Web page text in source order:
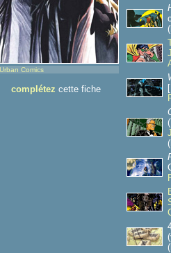
Urban Comics
complétez cette fiche
(
(
(